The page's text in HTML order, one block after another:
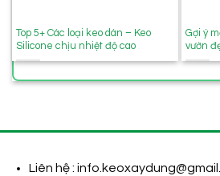
Top 5+ Các loại keo dán – Keo
Silicone chịu nhiệt độ cao
Gợi ý
vườn
Liên hệ :